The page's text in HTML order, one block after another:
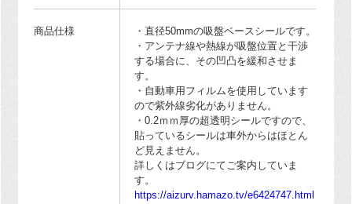
商品仕様
・直径50mmの吸盤ベースシールです。
・アンテナ線や熱線が吸盤位置と干渉
する場合に、その凹凸を緩和させま
す。
・自動車用フィルムを使用しています
ので紫外線劣化がありません。
・0.2ｍｍ厚の超透明シールですので、
貼っているシールは車外からはほとん
ど見えません。
詳しくはブログにてご案内していま
す。
https://aizurv.hamazo.tv/e6424747.html